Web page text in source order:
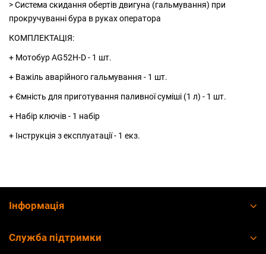
> Система скидання обертів двигуна (гальмування) при
прокручуванні бура в руках оператора
КОМПЛЕКТАЦІЯ:
+ Мотобур AG52H-D - 1 шт.
+ Важіль аварійного гальмування - 1 шт.
+ Ємність для приготування паливної суміші (1 л) - 1 шт.
+ Набір ключів - 1 набір
+ Інструкція з експлуатації - 1 екз.
Інформація
Служба підтримки